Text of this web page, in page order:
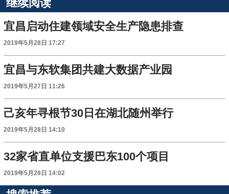
继续阅读
宜昌启动住建领域安全生产隐患排查
2019年5月28日 17:27
宜昌与东软集团共建大数据产业园
2019年5月27日 11:26
己亥年寻根节30日在湖北随州举行
2019年5月28日 14:10
32家省直单位支援巴东100个项目
2019年5月28日 14:02